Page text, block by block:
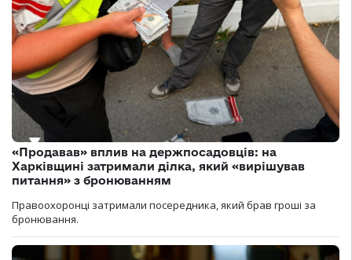
«Продавав» вплив на держпосадовців: на
Харківщині затримали ділка, який «вирішував
питання» з бронюванням
Правоохоронці затримали посередника, який брав гроші за
бронювання.